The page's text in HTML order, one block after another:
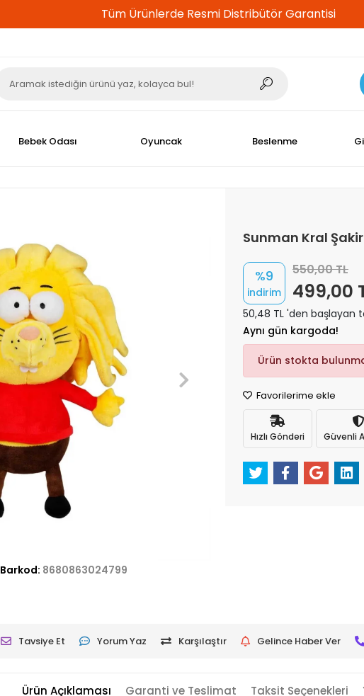
Bebek Odası Oyuncak Beslenme
Barkod: 8680863024799
Sunman Kral
%9
indirim
550,00 TL
499,00
50,48 TL 'den başlayan
Aynı gün kargoda!
Ürün stokta
Favorilerime ekle
Hızlı Gönderi Güvenli
Tavsiye Et Yorum Yaz Karşılaştır Gelince Haber Ver
Ürün Açıklaması Garanti ve Teslimat Taksit Seçenekleri